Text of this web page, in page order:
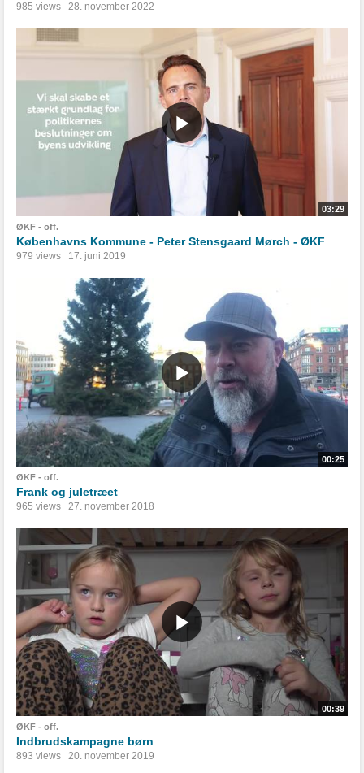
985 views 28. november 2022
03:29
ØKF - off.
Københavns Kommune - Peter Stensgaard Mørch - ØKF
979 views 17. juni 2019
00:25
ØKF - off.
Frank og juletræet
965 views 27. november 2018
00:39
ØKF - off.
Indbrudskampagne børn
893 views 20. november 2019